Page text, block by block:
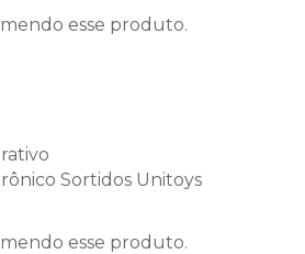
esse produto.
Sortidos Unitoys
esse produto.